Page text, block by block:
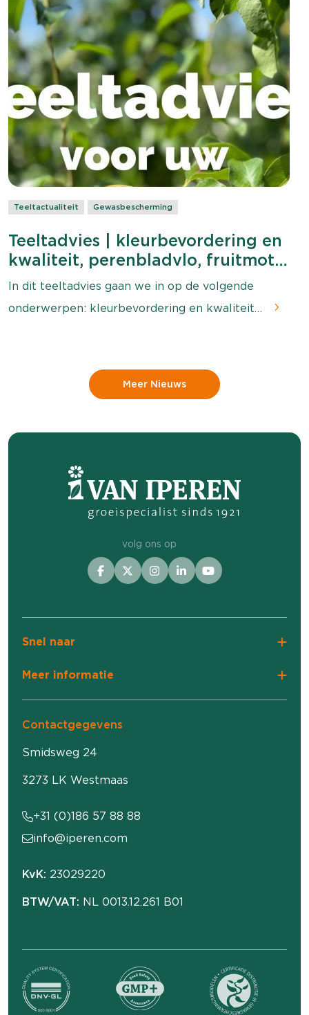
Teeltactualiteit Gewasbescherming
Teeltadvies | kleurbevordering en
kwaliteit, perenbladvlo, fruitmot
en vastspuiten
In dit teeltadvies gaan we in op de volgende
onderwerpen: kleurbevordering en kwaliteit,
Meer Nieuws
volg ons op
Snel naar
Meer informatie
Contactgegevens
Smidsweg 24
3273 LK Westmaas
KvK: 23029220
BTW/VAT: NL 0013.12.261 B01
+31 (0)186 57 88 88
info@iperen.com